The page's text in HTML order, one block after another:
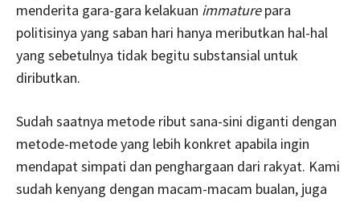
menderita gara-gara kelakuan immaturepara
politisinya yang saban hari hanya meributkan hal-hal
yang sebetulnya tidak begitu substansial untuk
diributkan.
Sudah saatnya metode ribut sana-sini diganti dengan
metode-metode yang lebih konkret apabila ingin
mendapat simpati dan penghargaan dari rakyat. Kami
sudah kenyang dengan macam-macam bualan, juga